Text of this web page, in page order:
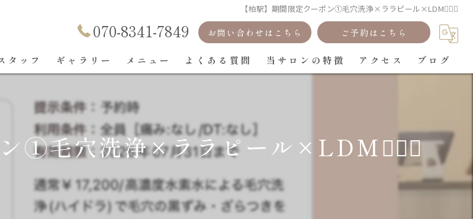
【柏駅】期間限定クーポン①毛穴洗浄×ララピール×LDM🧏🏻‍♀️
070-8341-7849 お問い合わせはこちら ご予約はこちら
タッフ ギャラリー メニュー よくある質問 当サロンの特徴
メンズ
ヘッドスパ
骨格矯正
アクセス ブログ
①毛穴洗浄×ララピール×LDM🧏🏻‍♀️